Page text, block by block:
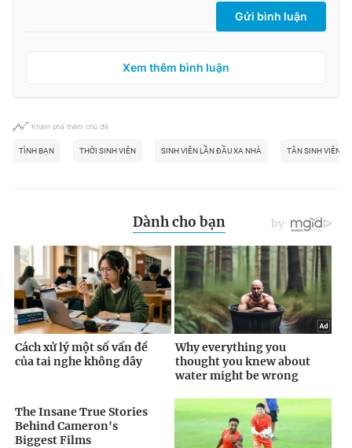
Gửi bình luận
Xem thêm bình luận
Khám phá thêm chủ đề
TÌNH BẠN THỜI SINH VIÊN SINH VIÊN LẦN ĐẦU XA NHÀ TÂN SINH VIÊN